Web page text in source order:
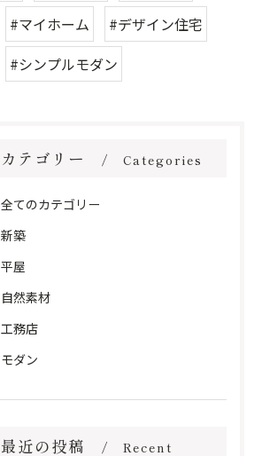
#マイホーム
#デザイン住宅
#シンプルモダン
カテゴリー Categories
全てのカテゴリー
新築
平屋
自然素材
工務店
モダン
最近の投稿
Recent